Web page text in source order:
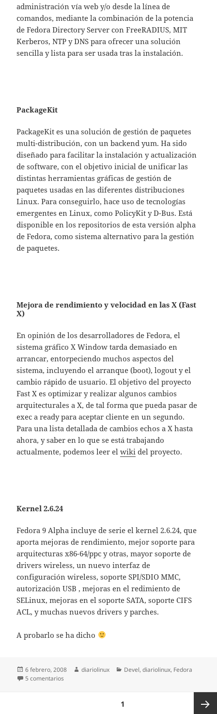
administración vía web y/o desde la línea de
comandos, mediante la combinación de la potencia
de Fedora Directory Server con FreeRADIUS, MIT
Kerberos, NTP y DNS para ofrecer una solución
sencilla y lista para ser usada tras la instalación.
PackageKit
PackageKit es una solución de gestión de paquetes
multi-distribución, con un backend yum. Ha sido
diseñado para facilitar la instalación y actualización
de software, con el objetivo inicial de unificar las
distintas herramientas gráficas de gestión de
paquetes usadas en las diferentes distribuciones
Linux. Para conseguirlo, hace uso de tecnologías
emergentes en Linux, como PolicyKit y D-Bus. Está
disponible en los repositorios de esta versión alpha
de Fedora, como sistema alternativo para la gestión
de paquetes.
Mejora de rendimiento y velocidad en las X (Fast
X)
En opinión de los desarrolladores de Fedora, el
sistema gráfico X Window tarda demasiado en
arrancar, entorpeciendo muchos aspectos del
sistema, incluyendo el arranque (boot), logout y el
cambio rápido de usuario. El objetivo del proyecto
Fast X es optimizar y realizar algunos cambios
arquitecturales a X, de tal forma que pueda pasar de
exec a ready para aceptar cliente en un segundo.
Para una lista detallada de cambios echos a X hasta
ahora, y saber en lo que se está trabajando
actualmente, podemos leer elwiki del proyecto.
Kernel 2.6.24
Fedora 9 Alpha incluye de serie el kernel 2.6.24, que
aporta mejoras de rendimiento, mejor soporte para
arquitecturas x86-64/ppc y otras, mayor soporte de
drivers wireless, un nuevo interfaz de
configuración wireless, soporte SPI/SDIO MMC,
autorización USB , mejoras en el redimiento de
SELinux, mejoras en el soporte SATA, soporte CIFS
ACL, y muchas nuevos drivers y parches.
A probarlo se ha dicho
Publicado
el
6 febrero, 2008 Autor
diariolinux Categorías
Devel,diariolinux, Fedora
5 comentarios
1